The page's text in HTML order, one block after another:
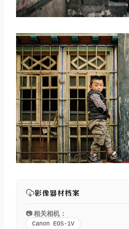
影像器材档案
📷 相关相机：
Canon EOS-1V